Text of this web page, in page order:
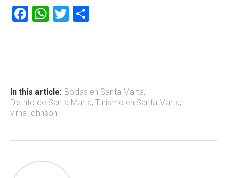
F
ok
W
p
p
T
tir
In this article: Bodas en Santa Marta,
Distrito de Santa Marta, Turismo en Santa Marta,
virna-johnson